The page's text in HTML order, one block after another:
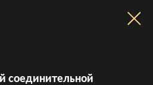
соединительной